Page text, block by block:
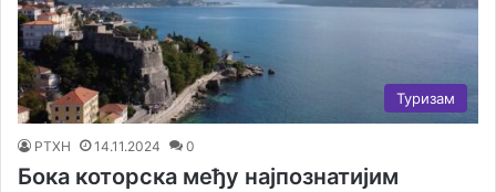
Туризам
РТХН 14.11.2024 0
Бока которска међу најпознатијим